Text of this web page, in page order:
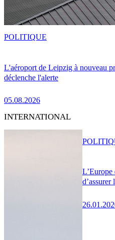
L'aéroport de Leipzig à nouveau
déclenche l'alerte
05.08.2026
POLITIQUE
INTERNATIONAL
L’Europe
d’assurer